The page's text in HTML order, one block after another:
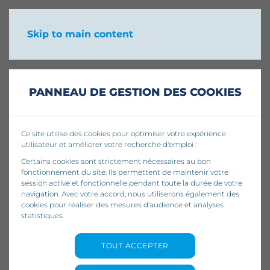
PANNEAU DE GESTION DES COOKIES
Ce site utilise des cookies pour optimiser votre expérience
utilisateur et améliorer votre recherche d'emploi :
Certains cookies sont strictement nécessaires au bon
fonctionnement du site. Ils permettent de maintenir votre
session active et fonctionnelle pendant toute la durée de votre
navigation. Avec votre accord, nous utiliserons également des
cookies pour réaliser des mesures d'audience et analyses
statistiques.
TOUT ACCEPTER
Skip to main content
Préparer son entretien
en visio